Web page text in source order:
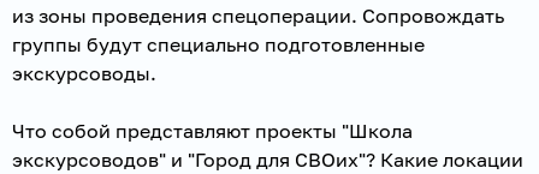
из зоны проведения спецоперации. Сопровождать
группы будут специально подготовленные
экскурсоводы.
Что собой представляют проекты "Школа
экскурсоводов" и "Город для СВОих"? Какие локации